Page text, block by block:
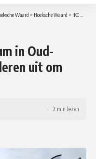
Waard > Hoeksche Waard > IKC Wereld op Centrum in Oud-Beijerland daagt kinderen uit om meer te bewegen!
in Oud-
uit om
2 min lezen